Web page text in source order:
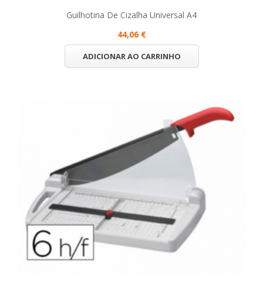
Guilhotina De Cizalha Universal A4
44,06 €
ADICIONAR AO CARRINHO